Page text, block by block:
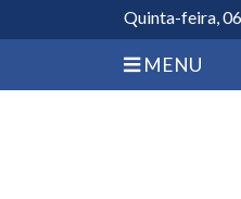
Quinta-feira,
MENU